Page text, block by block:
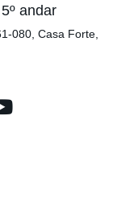
andar
080, Casa Forte,